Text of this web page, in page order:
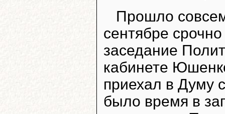
Прошло
сентябре
заседание
кабинете
приехал в Думу
было время в